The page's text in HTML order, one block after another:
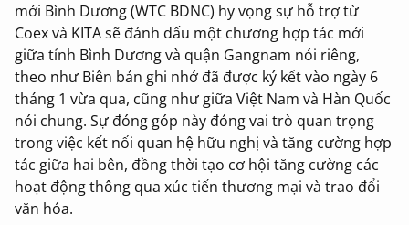
mới Bình Dương (WTC BDNC) hy vọng sự hỗ trợ từ
Coex và KITA sẽ đánh dấu một chương hợp tác mới
giữa tỉnh Bình Dương và quận Gangnam nói riêng,
theo như Biên bản ghi nhớ đã được ký kết vào ngày 6
tháng 1 vừa qua, cũng như giữa Việt Nam và Hàn Quốc
nói chung. Sự đóng góp này đóng vai trò quan trọng
trong việc kết nối quan hệ hữu nghị và tăng cường hợp
tác giữa hai bên, đồng thời tạo cơ hội tăng cường các
hoạt động thông qua xúc tiến thương mại và trao đổi
văn hóa.